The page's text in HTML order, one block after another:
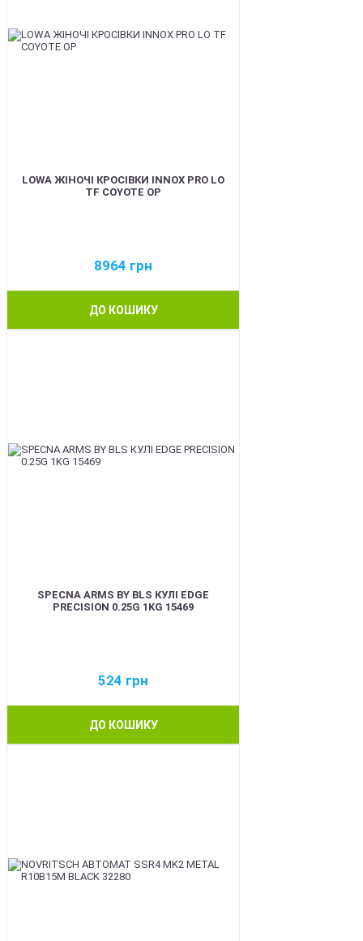
LOWA ЖІНОЧІ КРОСІВКИ INNOX PRO LO
TF COYOTE OP
8964 грн
ДО КОШИКУ
SPECNA ARMS BY BLS КУЛІ EDGE
PRECISION 0.25G 1KG 15469
524 грн
ДО КОШИКУ